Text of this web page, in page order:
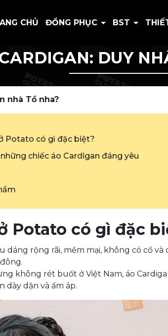
CHỦ ĐỒNG PHỤC BST
DUY
nhà Tồ nha?
Potato có gì đặc biệt?
chiếc áo Cardigan đáng yêu
Potato có gì đặc
dáng rộng rãi, mềm mại, không có cổ
không rét buốt ở Việt Nam, áo
dày dặn và ấm áp.